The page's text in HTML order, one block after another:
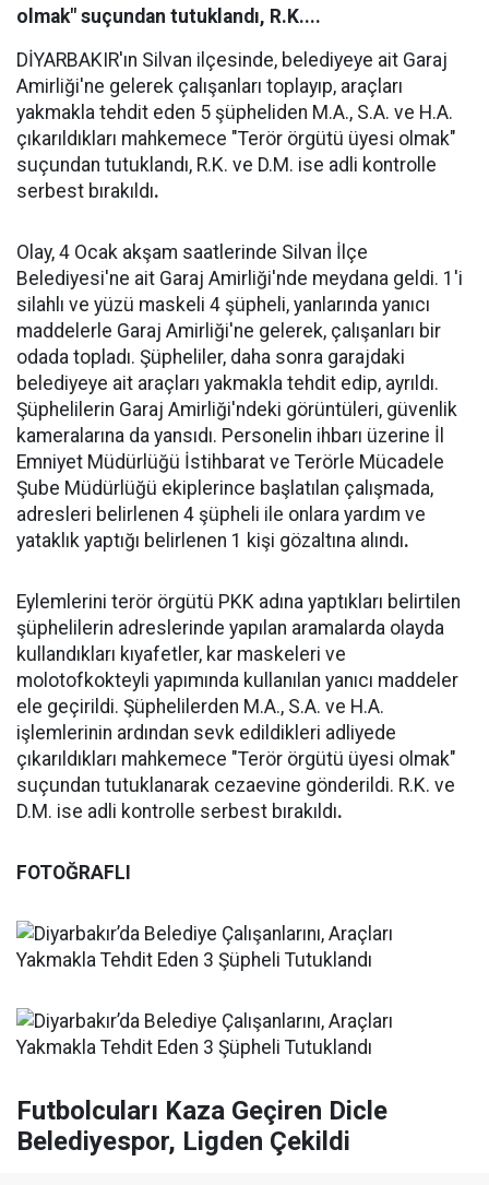
olmak" suçundan tutuklandı, R.K....
DİYARBAKIR'ın Silvan ilçesinde, belediyeye ait Garaj
Amirliği'ne gelerek çalışanları toplayıp, araçları
yakmakla tehdit eden 5 şüpheliden M.A., S.A. ve H.A.
çıkarıldıkları mahkemece "Terör örgütü üyesi olmak"
suçundan tutuklandı, R.K. ve D.M. ise adli kontrolle
serbest bırakıldı.
Olay, 4 Ocak akşam saatlerinde Silvan İlçe
Belediyesi'ne ait Garaj Amirliği'nde meydana geldi. 1'i
silahlı ve yüzü maskeli 4 şüpheli, yanlarında yanıcı
maddelerle Garaj Amirliği'ne gelerek, çalışanları bir
odada topladı. Şüpheliler, daha sonra garajdaki
belediyeye ait araçları yakmakla tehdit edip, ayrıldı.
Şüphelilerin Garaj Amirliği'ndeki görüntüleri, güvenlik
kameralarına da yansıdı. Personelin ihbarı üzerine İl
Emniyet Müdürlüğü İstihbarat ve Terörle Mücadele
Şube Müdürlüğü ekiplerince başlatılan çalışmada,
adresleri belirlenen 4 şüpheli ile onlara yardım ve
yataklık yaptığı belirlenen 1 kişi gözaltına alındı.
Eylemlerini terör örgütü PKK adına yaptıkları belirtilen
şüphelilerin adreslerinde yapılan aramalarda olayda
kullandıkları kıyafetler, kar maskeleri ve
molotofkokteyli yapımında kullanılan yanıcı maddeler
ele geçirildi. Şüphelilerden M.A., S.A. ve H.A.
işlemlerinin ardından sevk edildikleri adliyede
çıkarıldıkları mahkemece "Terör örgütü üyesi olmak"
suçundan tutuklanarak cezaevine gönderildi. R.K. ve
D.M. ise adli kontrolle serbest bırakıldı.
FOTOĞRAFLI
Futbolcuları Kaza Geçiren Dicle
Belediyespor, Ligden Çekildi